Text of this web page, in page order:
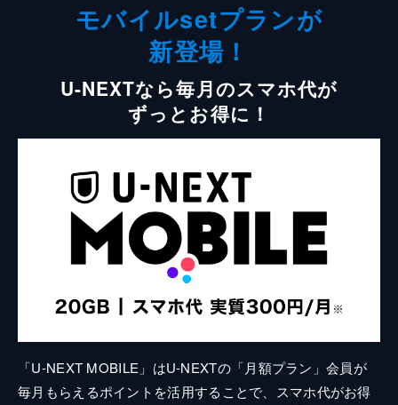
モバイルsetプランが
新登場！
U-NEXTなら毎月のスマホ代が
ずっとお得に！
「U-NEXT MOBILE」はU-NEXTの「月額プラン」会員が
毎月もらえるポイントを活用することで、スマホ代がお得